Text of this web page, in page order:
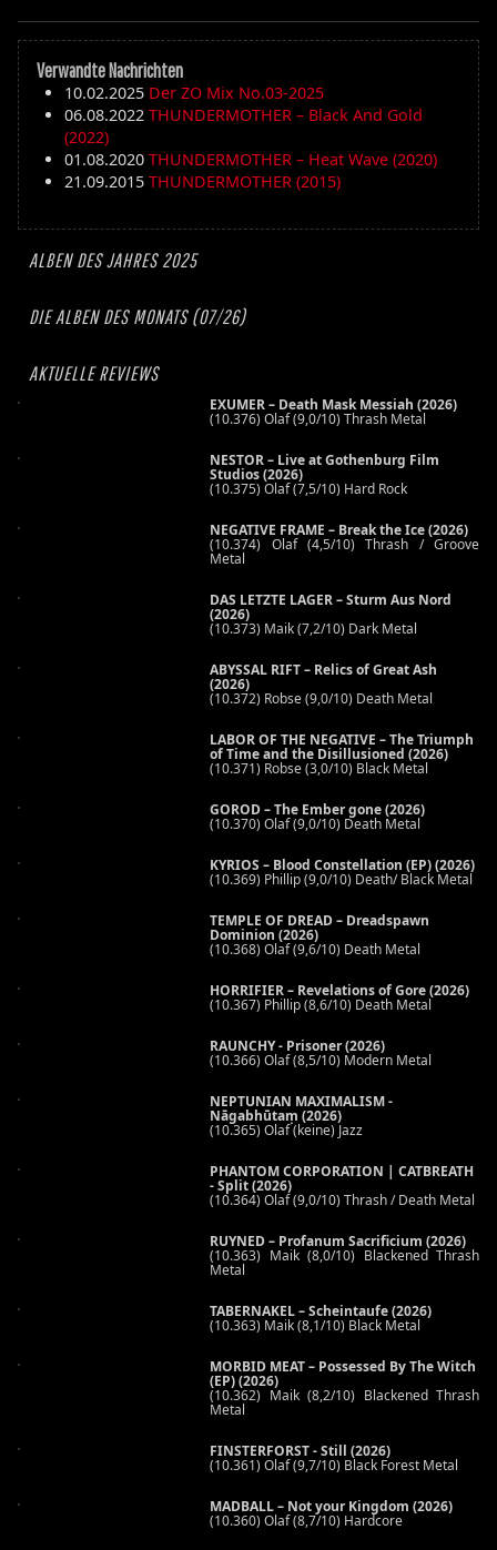
ALBEN DES JAHRES 2025
DIE ALBEN DES MONATS (07/26)
AKTUELLE REVIEWS
EXUMER – Death Mask Messiah (2026)
(10.376) Olaf (9,0/10) Thrash Metal
NESTOR – Live at Gothenburg Film
Studios (2026)
(10.375) Olaf (7,5/10) Hard Rock
NEGATIVE FRAME – Break the Ice (2026)
(10.374) Olaf (4,5/10) Thrash / Groove
Metal
DAS LETZTE LAGER – Sturm Aus Nord
(2026)
(10.373) Maik (7,2/10) Dark Metal
ABYSSAL RIFT – Relics of Great Ash
(2026)
(10.372) Robse (9,0/10) Death Metal
LABOR OF THE NEGATIVE – The Triumph
of Time and the Disillusioned (2026)
(10.371) Robse (3,0/10) Black Metal
GOROD – The Ember gone (2026)
(10.370) Olaf (9,0/10) Death Metal
KYRIOS – Blood Constellation (EP) (2026)
(10.369) Phillip (9,0/10) Death/ Black Metal
TEMPLE OF DREAD – Dreadspawn
Dominion (2026)
(10.368) Olaf (9,6/10) Death Metal
HORRIFIER – Revelations of Gore (2026)
(10.367) Phillip (8,6/10) Death Metal
RAUNCHY - Prisoner (2026)
(10.366) Olaf (8,5/10) Modern Metal
NEPTUNIAN MAXIMALISM -
Nāgabhūtaṃ (2026)
(10.365) Olaf (keine) Jazz
PHANTOM CORPORATION | CATBREATH
- Split (2026)
(10.364) Olaf (9,0/10) Thrash / Death Metal
RUYNED – Profanum Sacrificium (2026)
(10.363) Maik (8,0/10) Blackened Thrash
Metal
TABERNAKEL – Scheintaufe (2026)
(10.363) Maik (8,1/10) Black Metal
MORBID MEAT – Possessed By The Witch
(EP) (2026)
(10.362) Maik (8,2/10) Blackened Thrash
Metal
FINSTERFORST - Still (2026)
(10.361) Olaf (9,7/10) Black Forest Metal
MADBALL – Not your Kingdom (2026)
(10.360) Olaf (8,7/10) Hardcore
Verwandte Nachrichten
10.02.2025 Der ZO Mix No.03-2025
06.08.2022 THUNDERMOTHER – Black And Gold
(2022)
01.08.2020 THUNDERMOTHER – Heat Wave (2020)
21.09.2015 THUNDERMOTHER (2015)